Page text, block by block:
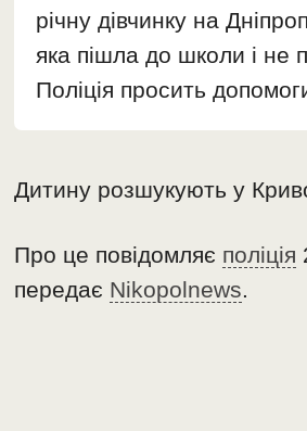
річну дівчинку на
яка пішла до школи і не
Поліція просить
Дитину розшукують у
Про це повідомляє поліція
передає Nikopolnews.